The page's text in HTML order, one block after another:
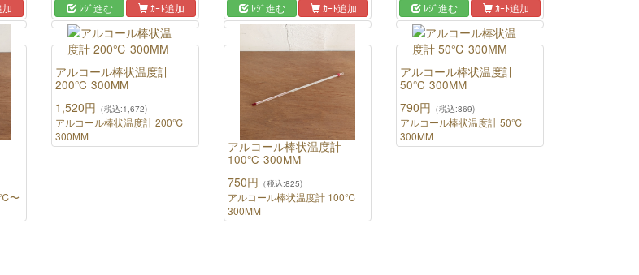
〜
ﾚｼﾞ進む ｶｰﾄ追加
アルコール棒状温度計
200℃ 300MM
1,520円 （税込:1,672)
アルコール棒状温度計 200℃
300MM
ﾚｼﾞ進む ｶｰﾄ追加
アルコール棒状温度計
100℃ 300MM
750円 （税込:825)
アルコール棒状温度計 100℃
300MM
ﾚｼﾞ進む ｶｰﾄ追加
アルコール棒状温度計
50℃ 300MM
790円 （税込:869)
アルコール棒状温度計 50℃
300MM